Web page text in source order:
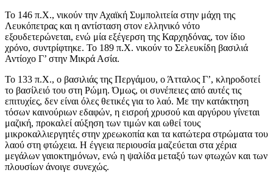
Το 146 π.Χ., νικούν την Αχαϊκή Συμπολιτεία στην μάχη της
Λευκόπετρας και η αντίσταση στον ελληνικό νότο
εξουδετερώνεται, ενώ μία εξέγερση της Καρχηδόνας, τον ίδιο
χρόνο, συντρίφτηκε. Το 189 π.Χ. νικούν το Σελευκίδη βασιλιά
Αντίοχο Γ’ στην Μικρά Ασία.
Το 133 π.Χ., ο βασιλιάς της Περγάμου, ο Άτταλος Γ’, κληροδοτεί
το βασίλειό του στη Ρώμη. Όμως, οι συνέπειες από αυτές τις
επιτυχίες, δεν είναι όλες θετικές για το λαό. Με την κατάκτηση
τόσων καινούριων εδαφών, η εισροή χρυσού και αργύρου γίνεται
μαζική, προκαλεί αύξηση των τιμών και ωθεί τους
μικροκαλλιεργητές στην χρεωκοπία και τα κατώτερα στρώματα του
λαού στη φτώχεια. Η έγγεια περιουσία μαζεύεται στα χέρια
μεγάλων γαιοκτημόνων, ενώ η ψαλίδα μεταξύ των φτωχών και των
πλουσίων άνοιγε συνεχώς.